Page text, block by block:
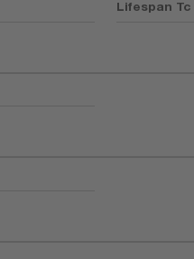
Lifespan Tc